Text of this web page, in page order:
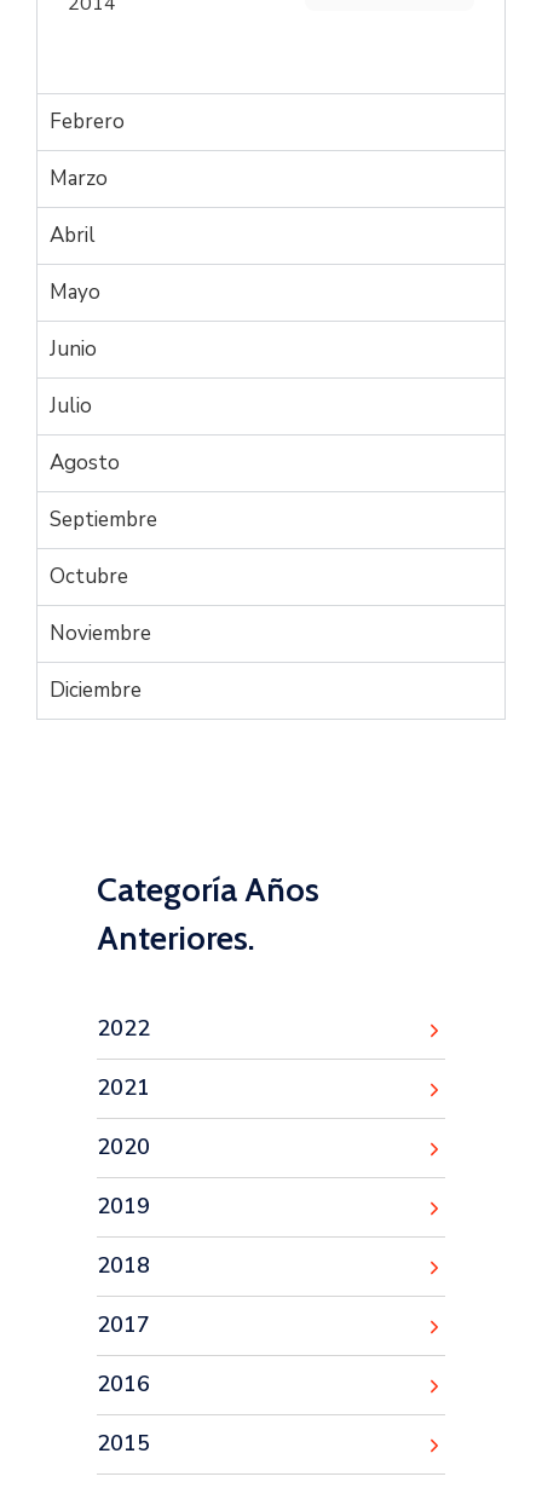
Febrero
Marzo
Abril
Mayo
Junio
Julio
Agosto
Septiembre
Octubre
Noviembre
Diciembre
Categoría Años
Anteriores.
2022
2021
2020
2019
2018
2017
2016
2015